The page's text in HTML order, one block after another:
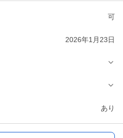
可
2026年1月23日
あり